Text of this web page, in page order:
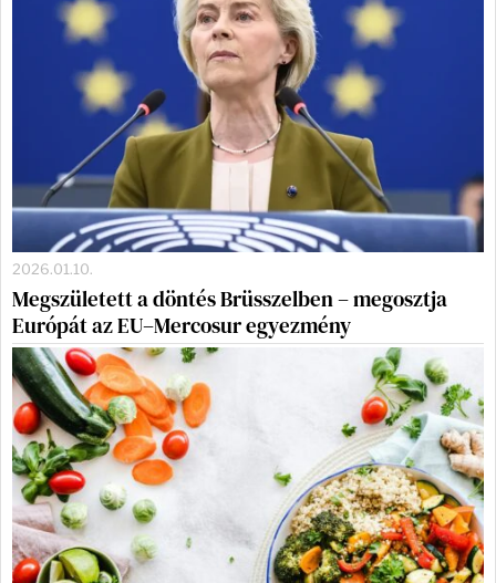
2026.01.10.
Megszületett a döntés Brüsszelben – megosztja
Európát az EU–Mercosur egyezmény